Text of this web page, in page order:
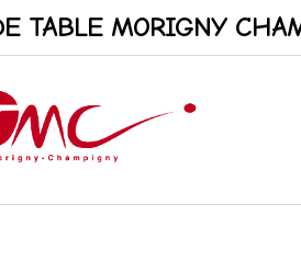
TABLE MORIGNY